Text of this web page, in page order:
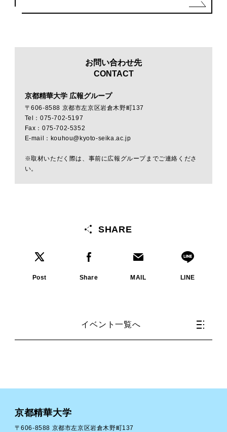
お問い合わせ先
CONTACT
京都精華大学 広報グループ
〒606-8588 京都市左京区岩倉木野町137
Tel：075-702-5197
Fax：075-702-5352
E-mail：kouhou@kyoto-seika.ac.jp
※取材いただく際は、事前に広報グループまでご連絡くださ
い。
SHARE
Post Share MAIL LINE
イベント一覧へ
京都精華大学
〒606-8588 京都市左京区岩倉木野町137